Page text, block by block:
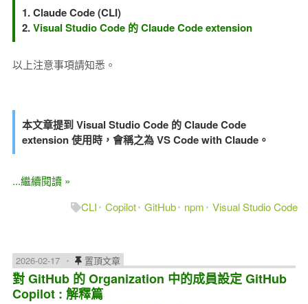
1. Claude Code (CLI)
2.Visual Studio Code 的 Claude Code extension
以上注意事項請知悉。
本文章提到 Visual Studio Code 的 Claude Code
extension 使用時，會稱之為 VS Code with Claude。
...繼續閱讀 »
CLI
Copilot GitHub npm Visual Studio Code
2026-02-17 置頂文章
對 GitHub 的 Organization 中的成員設定 GitHub
Copilot : 解釋篇